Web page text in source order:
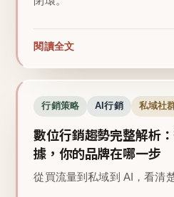
閱讀全文
行銷策略 AI行銷 私域社
數位行銷趨勢完整解析
據，你的品牌在哪一步
從買流量到私域到 AI，看清